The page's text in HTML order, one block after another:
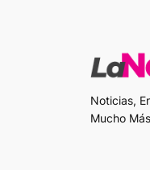
Noticias,
Mucho